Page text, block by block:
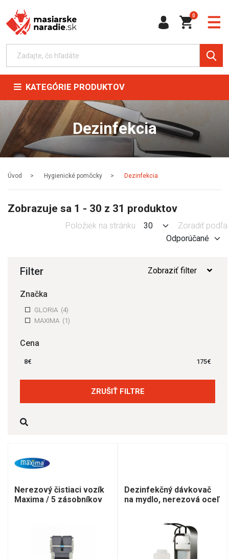
0
KATEGÓRIE PRODUKTOV
Dezinfekcia
Úvod Hygienické pomôcky Dezinfekcia
Zobrazuje sa 1 - 30 z 31 produktov
Položiek na stránku Zoradiť podľa
Filter Zobraziť filter
Značka
GLORIA (4)
MAXIMA (1)
Cena
8€ 175€
ZRUŠIŤ FILTRE
Nerezový čistiaci vozík
Maxima / 5 zásobníkov
Dezinfekčný dávkovač
na mydlo, nerezová oceľ